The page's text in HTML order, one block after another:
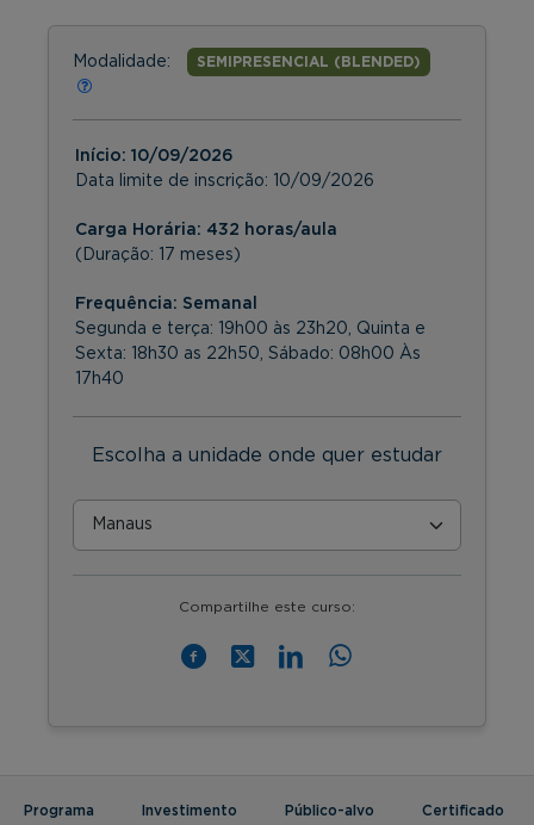
Modalidade: SEMIPRESENCIAL (BLENDED)
Início: 10/09/2026
Data limite de inscrição: 10/09/2026
Carga Horária: 432 horas/aula
(Duração: 17 meses)
Frequência: Semanal
Segunda e terça: 19h00 às 23h20, Quinta e
Sexta: 18h30 as 22h50, Sábado: 08h00 Às
17h40
Escolha a unidade onde quer estudar
Compartilhe este curso:
Programa Investimento Público-alvo Certificado